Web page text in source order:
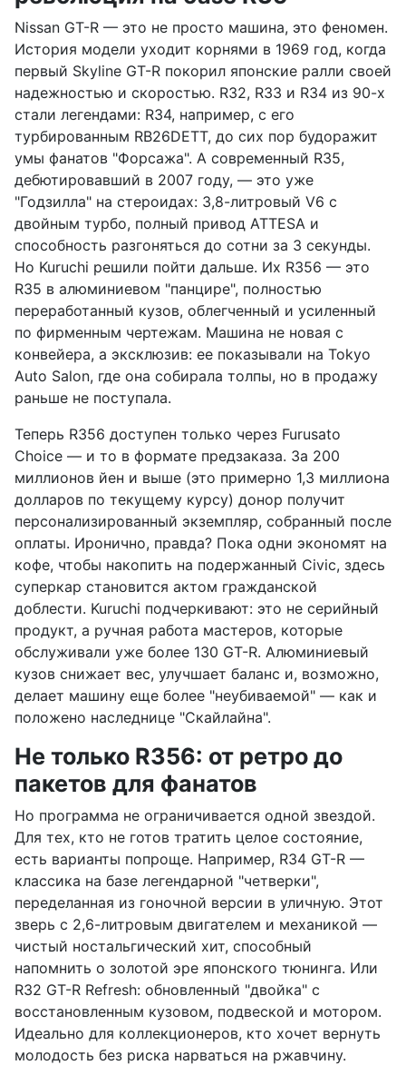
Nissan GT-R — это не просто машина, это феномен.
История модели уходит корнями в 1969 год, когда
первый Skyline GT-R покорил японские ралли своей
надежностью и скоростью. R32, R33 и R34 из 90-х
стали легендами: R34, например, с его
турбированным RB26DETT, до сих пор будоражит
умы фанатов "Форсажа". А современный R35,
дебютировавший в 2007 году, — это уже
"Годзилла" на стероидах: 3,8-литровый V6 с
двойным турбо, полный привод ATTESA и
способность разгоняться до сотни за 3 секунды.
Но Kuruchi решили пойти дальше. Их R356 — это
R35 в алюминиевом "панцире", полностью
переработанный кузов, облегченный и усиленный
по фирменным чертежам. Машина не новая с
конвейера, а эксклюзив: ее показывали на Tokyo
Auto Salon, где она собирала толпы, но в продажу
раньше не поступала.
Теперь R356 доступен только через Furusato
Choice — и то в формате предзаказа. За 200
миллионов йен и выше (это примерно 1,3 миллиона
долларов по текущему курсу) донор получит
персонализированный экземпляр, собранный после
оплаты. Иронично, правда? Пока одни экономят на
кофе, чтобы накопить на подержанный Civic, здесь
суперкар становится актом гражданской
доблести. Kuruchi подчеркивают: это не серийный
продукт, а ручная работа мастеров, которые
обслуживали уже более 130 GT-R. Алюминиевый
кузов снижает вес, улучшает баланс и, возможно,
делает машину еще более "неубиваемой" — как и
положено наследнице "Скайлайна".
Не только R356: от ретро до
пакетов для фанатов
Но программа не ограничивается одной звездой.
Для тех, кто не готов тратить целое состояние,
есть варианты попроще. Например, R34 GT-R —
классика на базе легендарной "четверки",
переделанная из гоночной версии в уличную. Этот
зверь с 2,6-литровым двигателем и механикой —
чистый ностальгический хит, способный
напомнить о золотой эре японского тюнинга. Или
R32 GT-R Refresh: обновленный "двойка" с
восстановленным кузовом, подвеской и мотором.
Идеально для коллекционеров, кто хочет вернуть
молодость без риска нарваться на ржавчину.